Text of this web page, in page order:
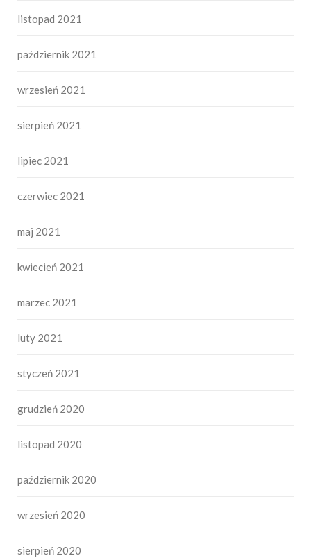
listopad 2021
październik 2021
wrzesień 2021
sierpień 2021
lipiec 2021
czerwiec 2021
maj 2021
kwiecień 2021
marzec 2021
luty 2021
styczeń 2021
grudzień 2020
listopad 2020
październik 2020
wrzesień 2020
sierpień 2020